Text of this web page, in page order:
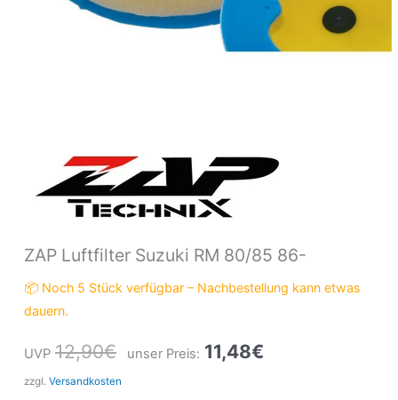
ZAP Luftfilter Suzuki RM 80/85 86-
📦 Noch 5 Stück verfügbar – Nachbestellung kann etwas
dauern.
UVP 12,90€ unser Preis: 11,48€
zzgl. Versandkosten